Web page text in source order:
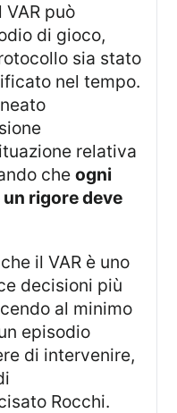
può
di gioco,
sia stato
nel tempo.
relativa
cheogni
rigore deve
decisioni più
al minimo
episodio
di intervenire,
Rocchi.